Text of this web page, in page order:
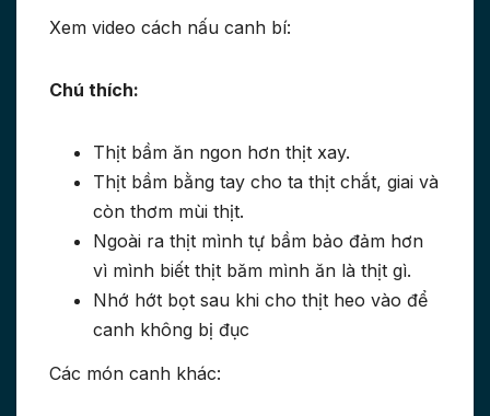
Xem video cách nấu canh bí:
Chú thích:
Thịt bầm ăn ngon hơn thịt xay.
Thịt bầm bằng tay cho ta thịt chắt, giai và
còn thơm mùi thịt.
Ngoài ra thịt mình tự bầm bảo đảm hơn
vì mình biết thịt băm mình ăn là thịt gì.
Nhớ hớt bọt sau khi cho thịt heo vào để
canh không bị đục
Các món canh khác: